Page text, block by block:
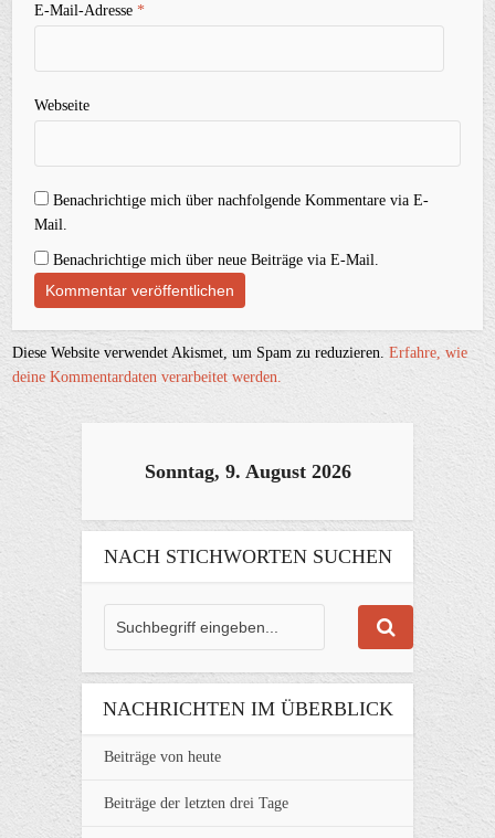
E-Mail-Adresse*
Webseite
Benachrichtige mich über nachfolgende Kommentare via E-
Mail.
Benachrichtige mich über neue Beiträge via E-Mail.
Diese Website verwendet Akismet, um Spam zu reduzieren.Erfahre, wie
deine Kommentardaten verarbeitet werden.
Sonntag, 9. August 2026
NACH STICHWORTEN SUCHEN
NACHRICHTEN IM ÜBERBLICK
Beiträge von heute
Beiträge der letzten drei Tage